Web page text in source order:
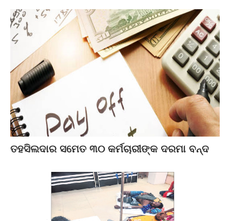
ତହସିଲଦାର ସମେତ ୩୦ କର୍ମଚାରୀଙ୍କ ଦରମା ବନ୍ଦ